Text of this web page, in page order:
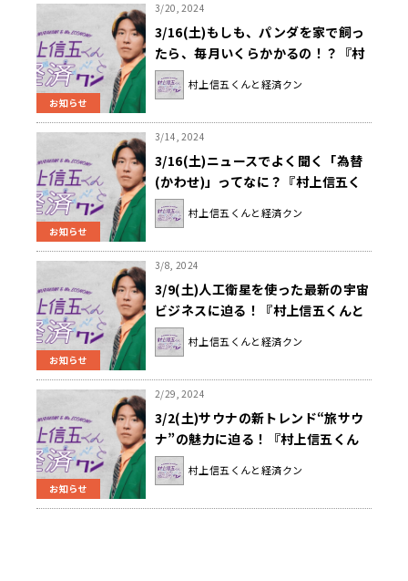
お知らせ
3/20, 2024
3/16(土)もしも、パンダを家で飼っ
たら、毎月いくらかかるの！？『村
上信五くんと経済クン』
村上信五くんと経済クン
お知らせ
3/14, 2024
3/16(土)ニュースでよく聞く「為替
(かわせ)」ってなに？『村上信五く
んと経済クン』
村上信五くんと経済クン
お知らせ
3/8, 2024
3/9(土)人工衛星を使った最新の宇宙
ビジネスに迫る！『村上信五くんと
経済クン』
村上信五くんと経済クン
お知らせ
2/29, 2024
3/2(土)サウナの新トレンド“旅サウ
ナ”の魅力に迫る！『村上信五くん
と経済クン』
村上信五くんと経済クン